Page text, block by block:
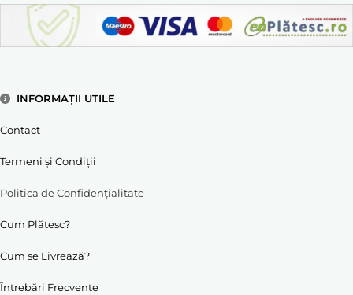
INFORMAȚII UTILE
Contact
Termeni și Condiții
Politica de Confidențialitate
Cum Plătesc?
Cum se Livrează?
Întrebări Frecvente